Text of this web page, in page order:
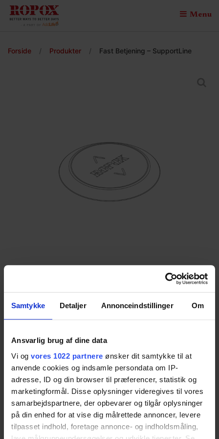
Samtykke Detaljer Annonceindstillinger Om
Ansvarlig brug af dine data
Vi og vores 1022 partnere ønsker dit samtykke til at
anvende cookies og indsamle persondata om IP-
adresse, ID og din browser til præferencer, statistik og
marketingformål. Disse oplysninger videregives til vores
samarbejdspartnere, der opbevarer og tilgår oplysninger
på din enhed for at vise dig målrettede annoncer, levere
tilpasset indhold, foretage annonce- og indholdsmåling,
Menu
Forside / Produkter / Fast Betjening – SupportLine
Fast Betjening –
SupportLine
Fast betjening placeret på SupportLine-
håndvasken. Hvis denne mulighed vælges, kan
både fast betjening og håndholdt betjening med
spiral kabel anvendes. Betjeningspanelet vil blive
monteret på samme side som blandingsbatteriet.
Vare nr.:40-44026